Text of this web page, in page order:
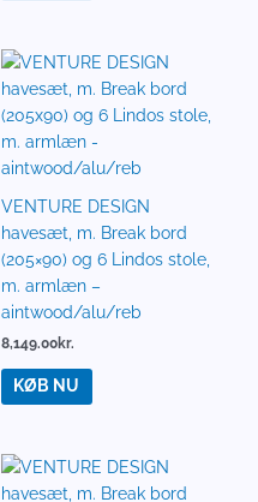
VENTURE DESIGN
havesæt, m. Break bord
(205×90) og 6 Lindos stole,
m. armlæn –
aintwood/alu/reb
8,149.00kr.
KØB NU